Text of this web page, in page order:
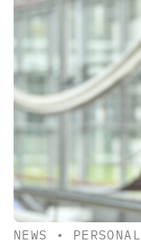
NEWS • PERSONAL